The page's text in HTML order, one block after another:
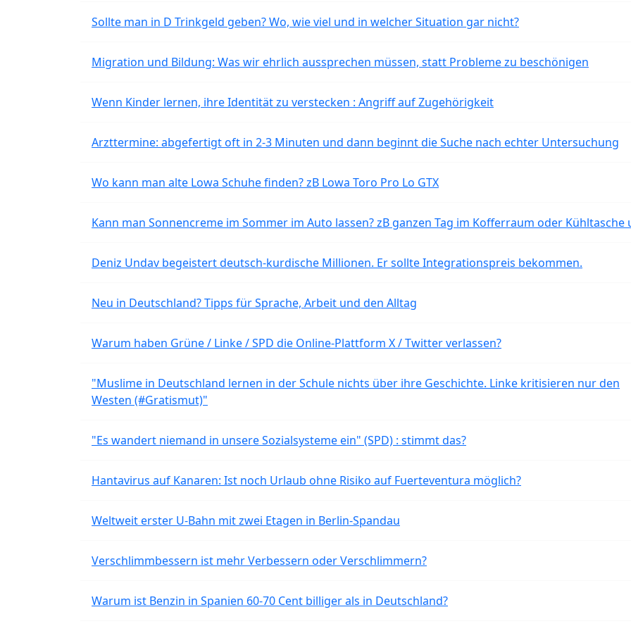
Sollte man in D Trinkgeld geben? Wo, wie viel und in welcher Situation gar nicht?
Migration und Bildung: Was wir ehrlich aussprechen müssen, statt Probleme zu beschönigen
Wenn Kinder lernen, ihre Identität zu verstecken : Angriff auf Zugehörigkeit
Arzttermine: abgefertigt oft in 2-3 Minuten und dann beginnt die Suche nach echter Untersuchung
Wo kann man alte Lowa Schuhe finden? zB Lowa Toro Pro Lo GTX
Kann man Sonnencreme im Sommer im Auto lassen? zB ganzen Tag im Kofferraum oder Kühltasche
Deniz Undav begeistert deutsch-kurdische Millionen. Er sollte Integrationspreis bekommen.
Neu in Deutschland? Tipps für Sprache, Arbeit und den Alltag
Warum haben Grüne / Linke / SPD die Online-Plattform X / Twitter verlassen?
"Muslime in Deutschland lernen in der Schule nichts über ihre Geschichte. Linke kritisieren nur den
Westen (#Gratismut)"
"Es wandert niemand in unsere Sozialsysteme ein" (SPD) : stimmt das?
Hantavirus auf Kanaren: Ist noch Urlaub ohne Risiko auf Fuerteventura möglich?
Weltweit erster U-Bahn mit zwei Etagen in Berlin-Spandau
Verschlimmbessern ist mehr Verbessern oder Verschlimmern?
Warum ist Benzin in Spanien 60-70 Cent billiger als in Deutschland?